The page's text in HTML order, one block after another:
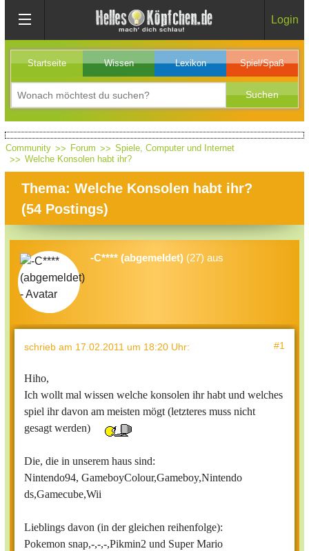
Login
Startseite Wissen Lexikon Spiel/Spaß
Community Forum
Spiele, Computer und Internet
Welche Konsolen habt ihr?
Thema: Welche Konsolen habt ihr?
(54 Postings)
-C**** (abgemeldet) (27) aus
schrieb am 17.02.2011 um 18:20 Uhr: #1
Hiho,
Ich wollt mal wissen welche konsolen ihr habt und welches
spiel ihr davon am meisten mögt (letzteres muss nicht
gesagt werden)
Die, die in unserem haus sind:
Nintendo94, GameboyColour,Gameboy,Nintendo
ds,Gamecube,Wii
Lieblings davon (in der gleichen reihenfolge):
Pokemon snap,-,-,-,Pikmin2 und Super Mario